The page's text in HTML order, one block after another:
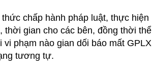
chấp hành pháp luật, thực hiện
thời gian cho các bên, đồng thời thể
phạm nào gian dối báo mất GPLX
tương tự.